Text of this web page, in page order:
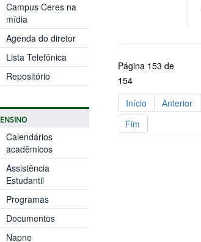
Campus Ceres na
mídia
Agenda do diretor
Lista Telefônica
Repositório
ENSINO
Calendários
acadêmicos
Assistência
Estudantil
Programas
Documentos
Napne
Página 153 de
154
Início
Anterior
Fim